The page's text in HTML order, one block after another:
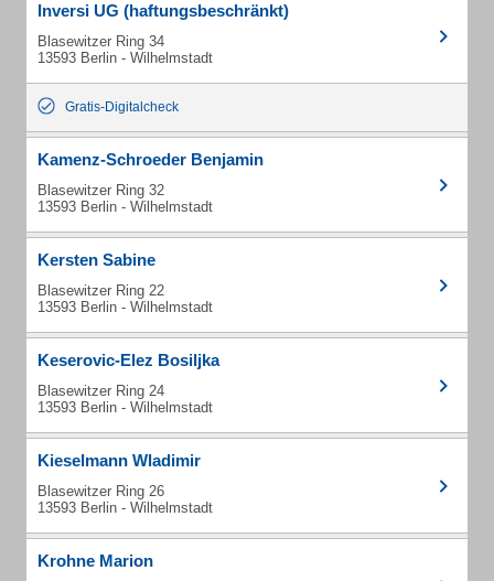
Inversi UG (haftungsbeschränkt)
Blasewitzer Ring 34
13593 Berlin - Wilhelmstadt
Gratis-Digitalcheck
Kamenz-Schroeder Benjamin
Blasewitzer Ring 32
13593 Berlin - Wilhelmstadt
Kersten Sabine
Blasewitzer Ring 22
13593 Berlin - Wilhelmstadt
Keserovic-Elez Bosiljka
Blasewitzer Ring 24
13593 Berlin - Wilhelmstadt
Kieselmann Wladimir
Blasewitzer Ring 26
13593 Berlin - Wilhelmstadt
Krohne Marion